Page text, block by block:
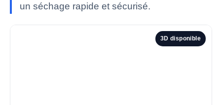
un séchage rapide et sécurisé.
3D disponible